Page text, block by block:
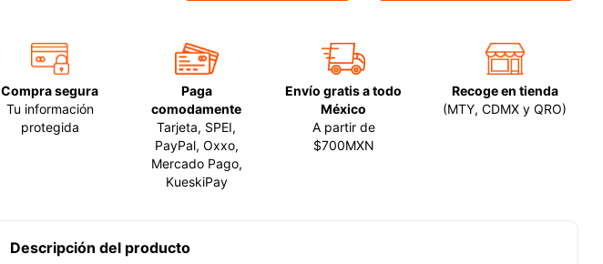
Compra segura
Tu información
protegida
Paga
comodamente
Tarjeta, SPEI,
PayPal, Oxxo,
Mercado Pago,
KueskiPay
Envío gratis a todo
México
A partir de
$700MXN
Recoge en tienda
(MTY, CDMX y QRO)
Descripción del producto